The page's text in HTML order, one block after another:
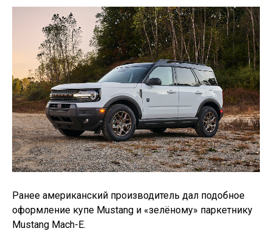
Ранее американский производитель дал подобное
оформление купе Mustang и «зелёному» паркетнику
Mustang Mach-E.